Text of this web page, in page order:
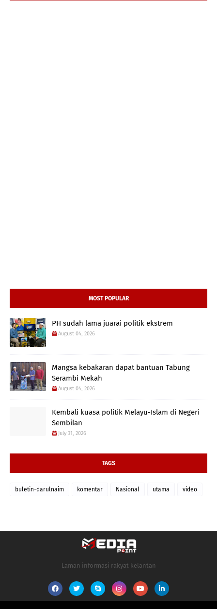
MOST POPULAR
PH sudah lama juarai politik ekstrem
August 04, 2026
Mangsa kebakaran dapat bantuan Tabung
Serambi Mekah
August 04, 2026
Kembali kuasa politik Melayu-Islam di Negeri
Sembilan
July 31, 2026
TAGS
buletin-darulnaim komentar Nasional utama video
Laman informasi rakyat kelantan